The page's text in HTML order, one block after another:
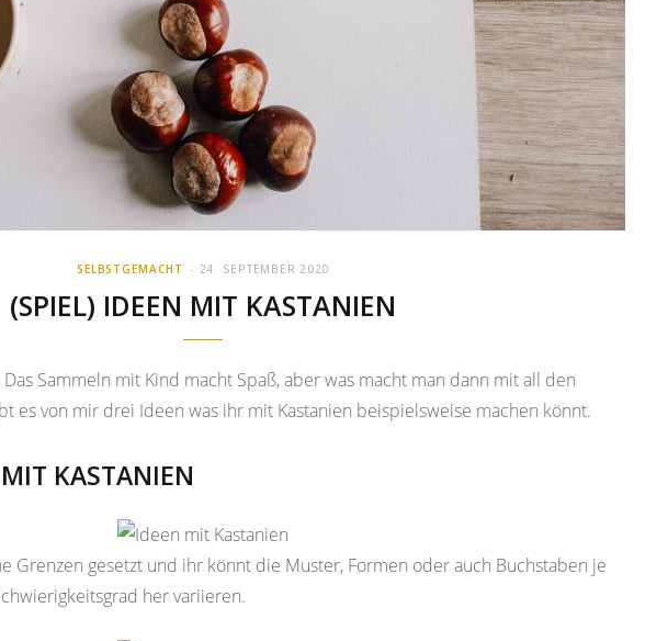
SELBSTGEMACHT 24. SEPTEMBER 2020
(SPIEL) IDEEN MIT KASTANIEN
Sammeln mit Kind macht Spaß, aber was macht man dann mit all den
es von mir drei Ideen was ihr mit Kastanien beispielsweise machen könnt.
KASTANIEN
Grenzen gesetzt und ihr könnt die Muster, Formen oder auch Buchstaben je
her variieren.